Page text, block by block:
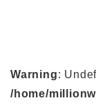
Warning:
/home/